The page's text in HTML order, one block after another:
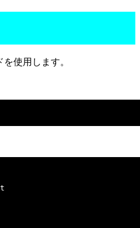
使用します。